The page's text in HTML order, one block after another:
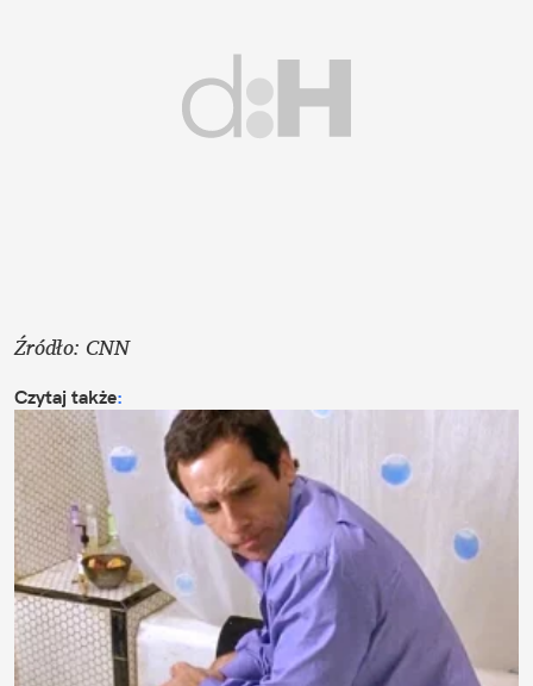
Źródło: CNN
Czytaj także: